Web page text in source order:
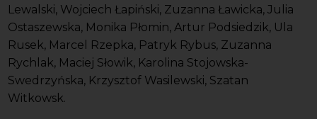
Lewalski, Wojciech Łapiński, Zuzanna Ławicka, Julia
Ostaszewska, Monika Płomin, Artur Podsiedzik, Ula
Rusek, Marcel Rzepka, Patryk Rybus, Zuzanna
Rychlak, Maciej Słowik, Karolina Stojowska-
Swedrzyńska, Krzysztof Wasilewski, Szatan
Witkowsk.